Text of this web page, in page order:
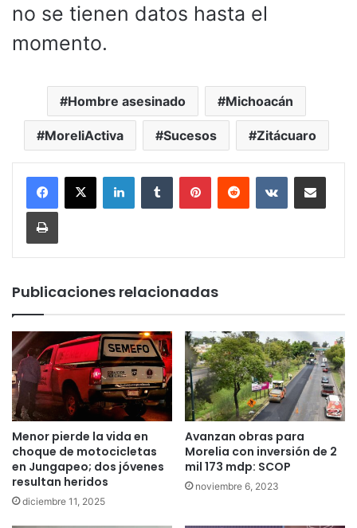
no se tienen datos hasta el
momento.
Hombre asesinado Michoacán
MoreliActiva Sucesos Zitácuaro
LinkedInTumblr PinterestReddit VKontakteCompartir por
Imprimir
Publicaciones relacionadas
Menor pierde la vida en
choque de motocicletas
en Jungapeo; dos jóvenes
resultan heridos
diciembre 11, 2025
Avanzan obras para
Morelia con inversión de 2
mil 173 mdp: SCOP
noviembre 6, 2023